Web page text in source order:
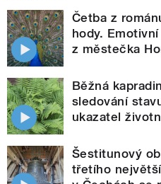
Četba z
hody.
z městečka
Běžná
sledování
ukazatel
Šestitunový
třetího